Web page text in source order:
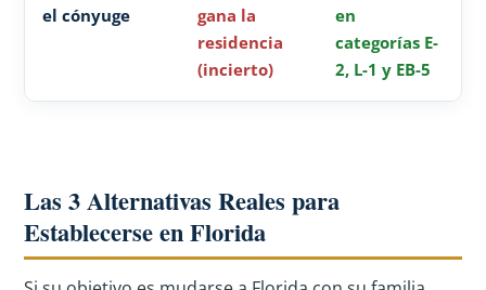
el cónyuge
gana la
residencia
(incierto)
en
categorías E-
2, L-1 y EB-5
Las 3 Alternativas Reales para
Establecerse en Florida